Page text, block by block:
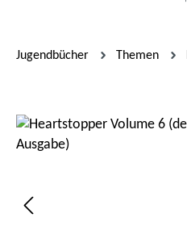
Jugendbücher Themen
Bildergalerie überspringen